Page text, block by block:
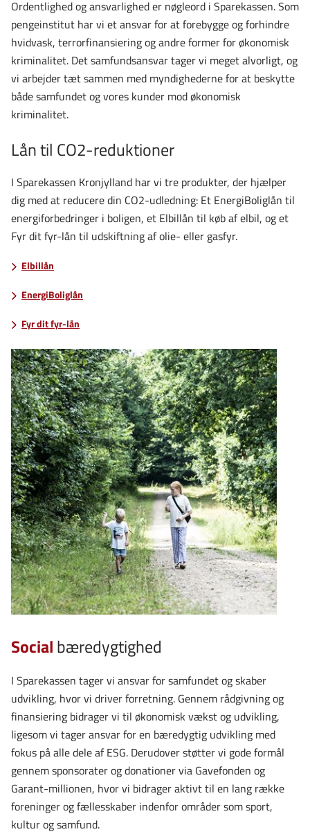
Ordentlighed og ansvarlighed er nøgleord i Sparekassen. Som
pengeinstitut har vi et ansvar for at forebygge og forhindre
hvidvask, terrorfinansiering og andre former for økonomisk
kriminalitet. Det samfundsansvar tager vi meget alvorligt, og
vi arbejder tæt sammen med myndighederne for at beskytte
både samfundet og vores kunder mod økonomisk
kriminalitet.
Lån til CO2-reduktioner
I Sparekassen Kronjylland har vi tre produkter, der hjælper
dig med at reducere din CO2-udledning: Et EnergiBoliglån til
energiforbedringer i boligen, et Elbillån til køb af elbil, og et
Fyr dit fyr-lån til udskiftning af olie- eller gasfyr.
Elbillån
EnergiBoliglån
Fyr dit fyr-lån
Socialbæredygtighed
I Sparekassen tager vi ansvar for samfundet og skaber
udvikling, hvor vi driver forretning. Gennem rådgivning og
finansiering bidrager vi til økonomisk vækst og udvikling,
ligesom vi tager ansvar for en bæredygtig udvikling med
fokus på alle dele af ESG. Derudover støtter vi gode formål
gennem sponsorater og donationer via Gavefonden og
Garant-millionen, hvor vi bidrager aktivt til en lang række
foreninger og fællesskaber indenfor områder som sport,
kultur og samfund.